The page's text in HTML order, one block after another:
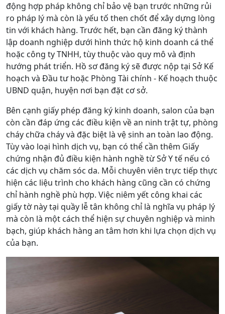
động hợp pháp không chỉ bảo vệ bạn trước những rủi
ro pháp lý mà còn là yếu tố then chốt để xây dựng lòng
tin với khách hàng. Trước hết, bạn cần đăng ký thành
lập doanh nghiệp dưới hình thức hộ kinh doanh cá thể
hoặc công ty TNHH, tùy thuộc vào quy mô và định
hướng phát triển. Hồ sơ đăng ký sẽ được nộp tại Sở Kế
hoạch và Đầu tư hoặc Phòng Tài chính - Kế hoạch thuộc
UBND quận, huyện nơi bạn đặt cơ sở.
Bên cạnh giấy phép đăng ký kinh doanh, salon của bạn
còn cần đáp ứng các điều kiện về an ninh trật tự, phòng
cháy chữa cháy và đặc biệt là vệ sinh an toàn lao động.
Tùy vào loại hình dịch vụ, bạn có thể cần thêm Giấy
chứng nhận đủ điều kiện hành nghề từ Sở Y tế nếu có
các dịch vụ chăm sóc da. Mỗi chuyên viên trực tiếp thực
hiện các liệu trình cho khách hàng cũng cần có chứng
chỉ hành nghề phù hợp. Việc niêm yết công khai các
giấy tờ này tại quầy lễ tân không chỉ là nghĩa vụ pháp lý
mà còn là một cách thể hiện sự chuyên nghiệp và minh
bạch, giúp khách hàng an tâm hơn khi lựa chọn dịch vụ
của bạn.